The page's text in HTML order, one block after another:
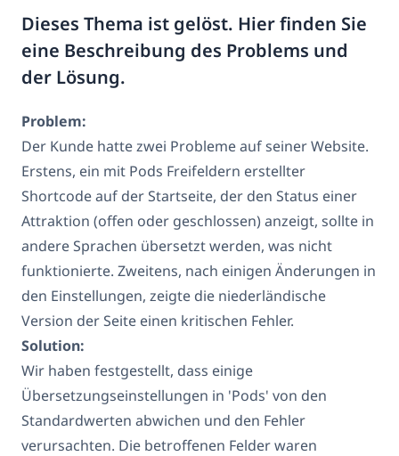
Dieses Thema ist gelöst. Hier finden Sie
eine Beschreibung des Problems und
der Lösung.
Problem:
Der Kunde hatte zwei Probleme auf seiner Website.
Erstens, ein mit Pods Freifeldern erstellter
Shortcode auf der Startseite, der den Status einer
Attraktion (offen oder geschlossen) anzeigt, sollte in
andere Sprachen übersetzt werden, was nicht
funktionierte. Zweitens, nach einigen Änderungen in
den Einstellungen, zeigte die niederländische
Version der Seite einen kritischen Fehler.
Solution:
Wir haben festgestellt, dass einige
Übersetzungseinstellungen in 'Pods' von den
Standardwerten abwichen und den Fehler
verursachten. Die betroffenen Felder waren